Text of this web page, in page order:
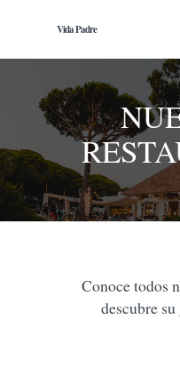
Vida Padre
Conoce todos
descubre